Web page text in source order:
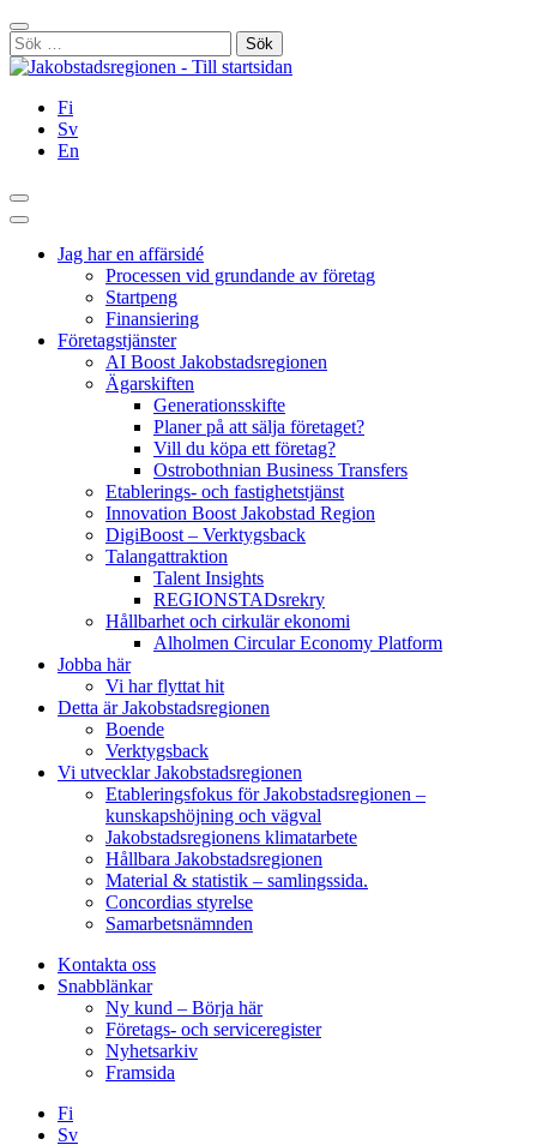
Hoppa
till
innehållet
Stäng
Sök
efter:
Fi
Sv
En
Sök
Huvudmeny
Jag har en affärsidé
Processen vid grundande av företag
Startpeng
Finansiering
Företagstjänster
AI Boost Jakobstadsregionen
Ägarskiften
Generationsskifte
Planer på att sälja företaget?
Vill du köpa ett företag?
Ostrobothnian Business Transfers
Etablerings- och fastighetstjänst
Innovation Boost Jakobstad Region
DigiBoost – Verktygsback
Talangattraktion
Talent Insights
REGIONSTADsrekry
Hållbarhet och cirkulär ekonomi
Alholmen Circular Economy Platform
Jobba här
Vi har flyttat hit
Detta är Jakobstadsregionen
Boende
Verktygsback
Vi utvecklar Jakobstadsregionen
Etableringsfokus för Jakobstadsregionen –
kunskapshöjning och vägval
Jakobstadsregionens klimatarbete
Hållbara Jakobstadsregionen
Material & statistik – samlingssida.
Concordias styrelse
Samarbetsnämnden
Kontakta oss
Snabblänkar
Ny kund – Börja här
Företags- och serviceregister
Nyhetsarkiv
Framsida
Fi
Sv